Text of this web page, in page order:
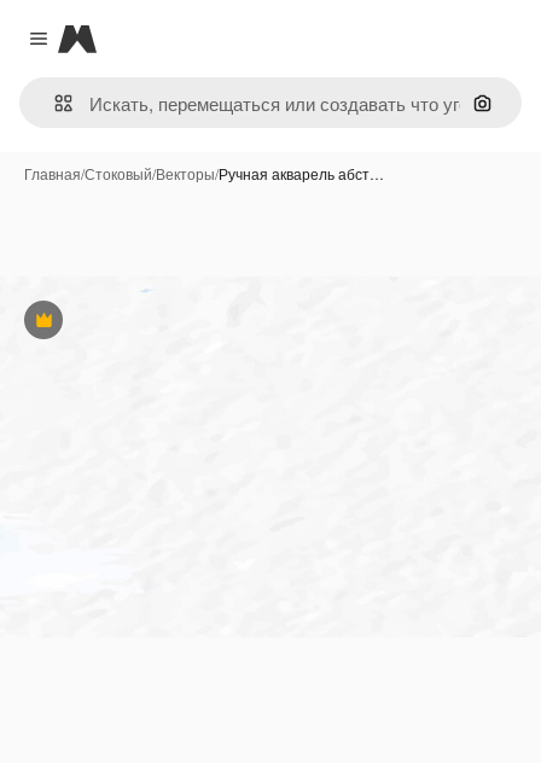
Close menu
Magnific
Поиск
Главная/Стоковый/Векторы/Ручная акварель абст…
Премиум